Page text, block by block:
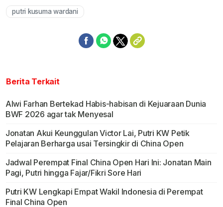
putri kusuma wardani
Berita Terkait
Alwi Farhan Bertekad Habis-habisan di Kejuaraan Dunia
BWF 2026 agar tak Menyesal
Jonatan Akui Keunggulan Victor Lai, Putri KW Petik
Pelajaran Berharga usai Tersingkir di China Open
Jadwal Perempat Final China Open Hari Ini: Jonatan Main
Pagi, Putri hingga Fajar/Fikri Sore Hari
Putri KW Lengkapi Empat Wakil Indonesia di Perempat
Final China Open